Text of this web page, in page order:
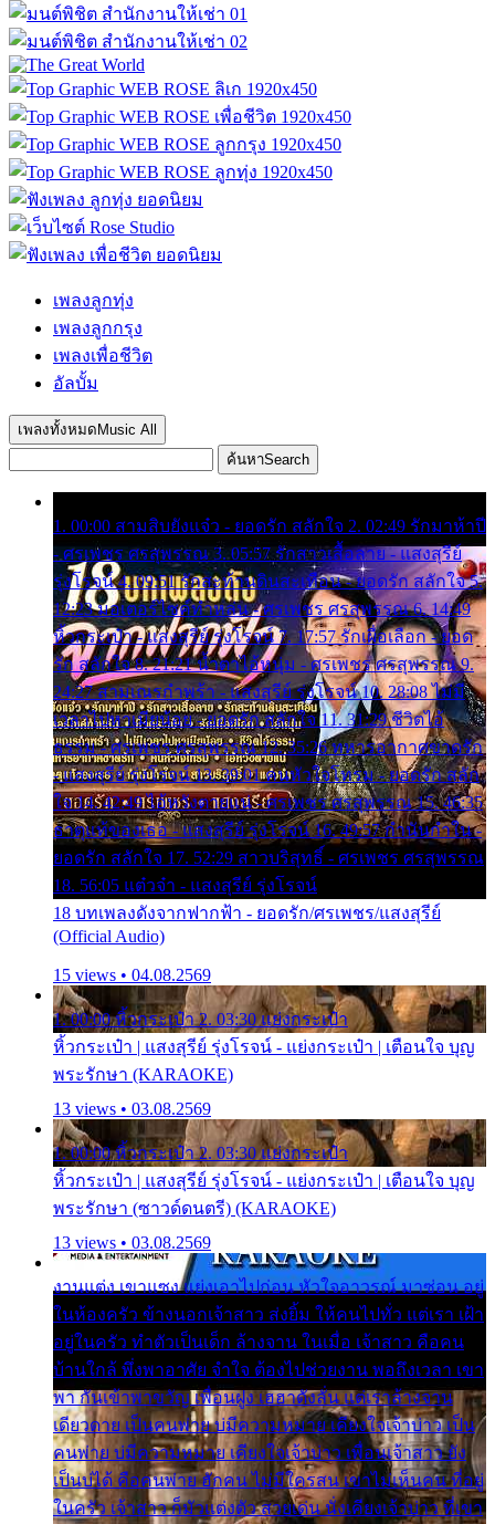
เพลงลูกทุ่ง
เพลงลูกกรุง
เพลงเพื่อชีวิต
อัลบั้ม
เพลงทั้งหมด Music All
ค้นหาSearch
1. 00:00 สามสิบยังแจ๋ว - ยอดรัก สลักใจ 2. 02:49 รักมาห้าปี
- ศรเพชร ศรสุพรรณ 3. 05:57 รักสาวเสื้อลาย - แสงสุรีย์
รุ่งโรจน์ 4. 09:51 รักสะท้านดินสะเทือน - ยอดรัก สลักใจ 5.
12:23 มอเตอร์ไซค์ทำหล่น - ศรเพชร ศรสุพรรณ 6. 14:49
หิ้วกระเป๋า - แสงสุรีย์ รุ่งโรจน์ 7. 17:57 รักเผื่อเลือก - ยอด
รัก สลักใจ 8. 21:21 น้ำตาไอ้หนุ่ม - ศรเพชร ศรสุพรรณ 9.
24:27 สามเณรกำพร้า - แสงสุรีย์ รุ่งโรจน์ 10. 28:08 ไม่มี
เวลาไปหาเมียน้อย - ยอดรัก สลักใจ 11. 31:29 ชีวิตไอ้
ธรรม - ศรเพชร ศรสุพรรณ 12. 35:26 ทหารอากาศขาดรัก
- แสงสุรีย์ รุ่งโรจน์ 13. 39:01 คนหัวใจโทรม - ยอดรัก สลัก
ใจ 14. 42:49 ไอ้หวังตายแน่ - ศรเพชร ศรสุพรรณ 15. 46:35
ธาตุแท้ของเธอ - แสงสุรีย์ รุ่งโรจน์ 16. 49:57 กำนันกำใน -
ยอดรัก สลักใจ 17. 52:29 สาวบริสุทธิ์ - ศรเพชร ศรสุพรรณ
18. 56:05 แต๋วจ๋า - แสงสุรีย์ รุ่งโรจน์
18 บทเพลงดังจากฟากฟ้า - ยอดรัก/ศรเพชร/แสงสุรีย์
(Official Audio)
15 views • 04.08.2569
1. 00:00 หิ้วกระเป๋า 2. 03:30 แย่งกระเป๋า
หิ้วกระเป๋า | แสงสุรีย์ รุ่งโรจน์ - แย่งกระเป๋า | เตือนใจ บุญ
พระรักษา (KARAOKE)
13 views • 03.08.2569
1. 00:00 หิ้วกระเป๋า 2. 03:30 แย่งกระเป๋า
หิ้วกระเป๋า | แสงสุรีย์ รุ่งโรจน์ - แย่งกระเป๋า | เตือนใจ บุญ
พระรักษา (ซาวด์ดนตรี) (KARAOKE)
13 views • 03.08.2569
งานแต่ง เขาแซง แย่งเอาไปก่อน หัวใจอาวรณ์ มาซ่อน อยู่
ในห้องครัว ข้างนอกเจ้าสาว ส่งยิ้ม ให้คนไปทั่ว แต่เรา เฝ้า
อยู่ในครัว ทำตัวเป็นเด็ก ล้างจาน ในเมื่อ เจ้าสาว คือคน
บ้านใกล้ พึ่งพาอาศัย จำใจ ต้องไปช่วยงาน พอถึงเวลา เขา
พา กันเข้าพาขวัญ เพื่อนฝูง เฮฮาดังลั่น แต่เราล้างจาน
เดียวดาย เป็นคนพ่าย บ่มีความหมาย เคียงใจเจ้าบ่าว เป็น
คนพ่าย บ่มีความหมาย เคียงใจเจ้าบ่าว เพื่อนเจ้าสาว ยัง
เป็นบ่ได้ คือคนพ่าย ฮักคน ไม่มีใครสน เขาไม่เห็นคน ที่อยู่
ในครัว เจ้าสาว ก็มัวแต่งตัว สวยเด่น นั่งเคียงเจ้าบ่าว ที่เขา